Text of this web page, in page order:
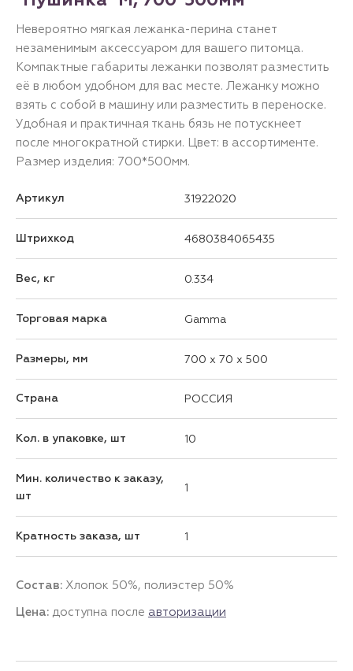
Невероятно мягкая лежанка-перина станет
незаменимым аксессуаром для вашего питомца.
Компактные габариты лежанки позволят разместить
её в любом удобном для вас месте. Лежанку можно
взять с собой в машину или разместить в переноске.
Удобная и практичная ткань бязь не потускнеет
после многократной стирки. Цвет: в ассортименте.
Размер изделия: 700*500мм.
Артикул 31922020
Штрихкод 4680384065435
Вес, кг 0.334
Торговая марка Gamma
Размеры, мм 700 x 70 x 500
Страна РОССИЯ
Кол. в упаковке, шт 10
Мин. количество к заказу,
шт
1
Кратность заказа, шт 1
Состав: Хлопок 50%, полиэстер 50%
Цена: доступна после авторизации